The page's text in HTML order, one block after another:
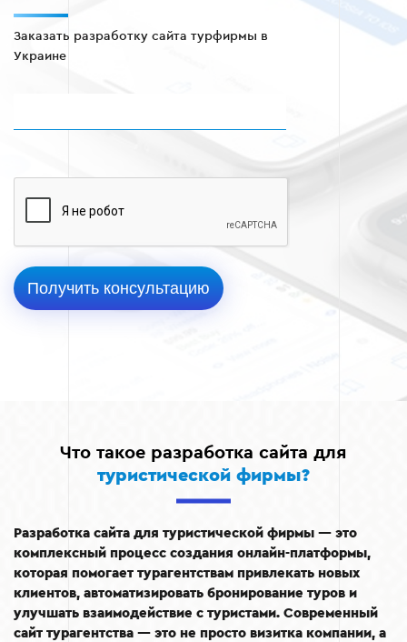
Заказать разработку сайта турфирмы в
Украине
Что такое разработка сайта для
туристической фирмы?
Разработка сайта для туристической фирмы — это
комплексный процесс создания онлайн-платформы,
которая помогает турагентствам привлекать новых
клиентов, автоматизировать бронирование туров и
улучшать взаимодействие с туристами. Современный
сайт турагентства — это не просто визитка компании, а